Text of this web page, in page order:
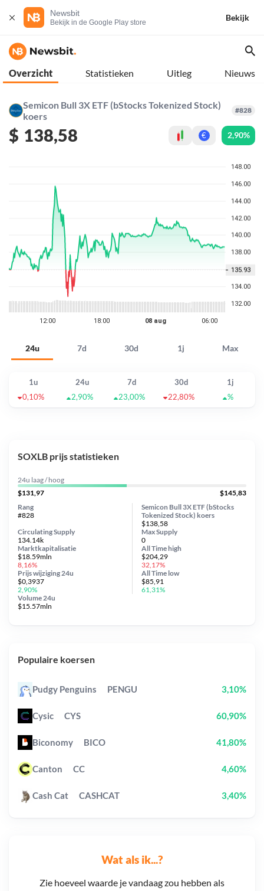
Newsbit
Bekijk in de Google Play store
Bekijk
Overzicht Statistieken Uitleg Nieuws
Semicon Bull 3X ETF (bStocks Tokenized Stock)
koers
#828
$ 138,58 € 2,90%
24u 7d 30d 1j Max
1u 24u 7d 30d
1j
0,10%
2,90% 23,00% 22,80% %
Wat als ik...?
Zie hoeveel waarde je vandaag zou hebben als
SOXLB prijs statistieken
24u laag / hoog
$131,97
$145,83
Semicon Bull 3X ETF (bStocks
Tokenized Stock) koers
$138,58
Circulating Supply
134.14k
Prijs wijziging 24u
$0,3937
2,90%
Max Supply
0
Marktkapitalisatie
$18.59mln
8,16%
Volume 24u
$15.57mln
Rang
#828
All Timehigh
$204,29
32,17%
All Time low
$85,91
61,31%
Populaire koersen
Pudgy Penguins PENGU 3,10%
Cysic CYS 60,90%
Biconomy BICO 41,80%
Canton CC 4,60%
Cash Cat CASHCAT 3,40%